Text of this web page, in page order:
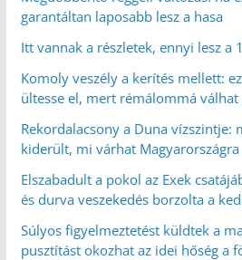
garantáltan laposabb lesz a hasa
Itt vannak a részletek, ennyi lesz a
Komoly veszély a kerítés mellett:
ültesse el, mert rémálommá válhat
Rekordalacsony a Duna vízszintje:
kiderült, mi várhat Magyarországra
Elszabadult a pokol az Exek
és durva veszekedés borzolta a
Súlyos figyelmeztetést küldtek a
pusztítást okozhat az idei hőség a